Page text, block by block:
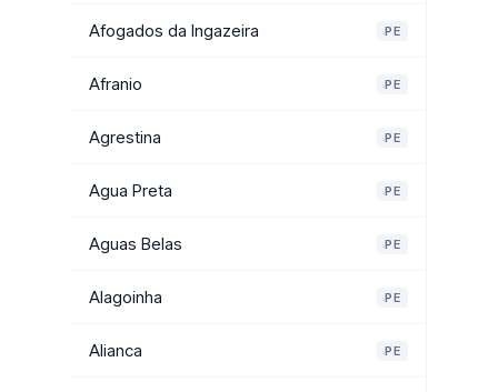
Afogados da Ingazeira PE
Afranio PE
Agrestina PE
Agua Preta PE
Aguas Belas PE
Alagoinha PE
Alianca PE